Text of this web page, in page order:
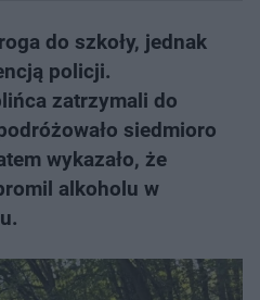
do szkoły, jednak
policji.
zatrzymali do
siedmioro
wykazało, że
alkoholu w